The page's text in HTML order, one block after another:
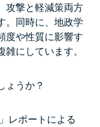
攻撃と軽減策両方
。同時に、地政学
度や性質に影響す
にしています。
ょうか？
レポートによる